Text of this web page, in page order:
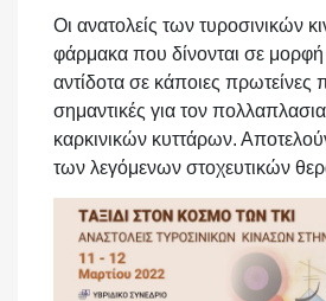
Οι ανατολείς των τυροσινικών
φάρμακα που δίνονται σε
αντίδοτα σε κάποιες πρωτείνες
σημαντικές για τον
καρκινικών κυττάρων.
των λεγόμενων στοχευτικών